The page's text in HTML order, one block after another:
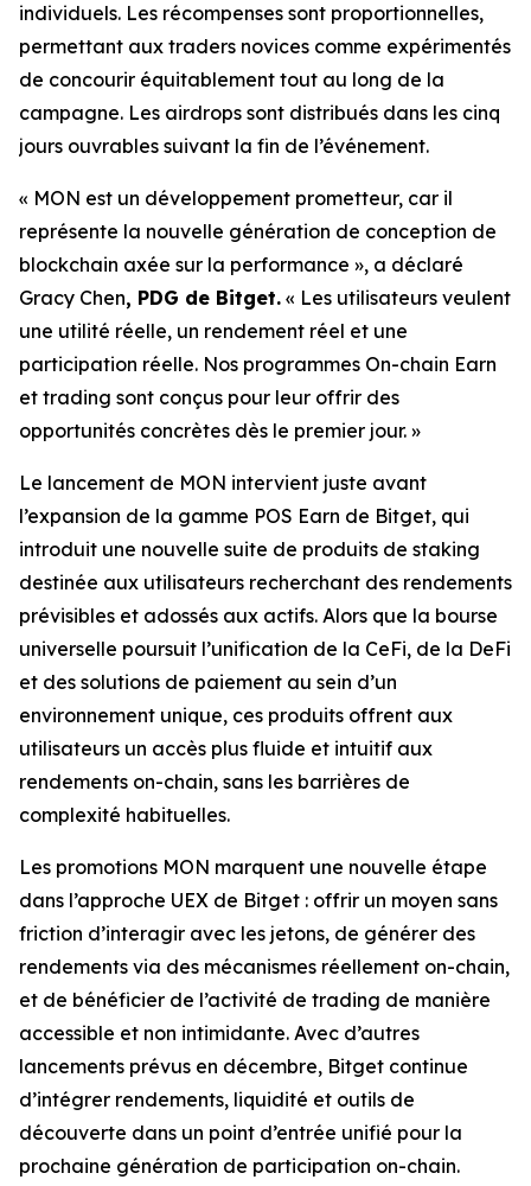
individuels. Les récompenses sont proportionnelles,
permettant aux traders novices comme expérimentés
de concourir équitablement tout au long de la
campagne. Les airdrops sont distribués dans les cinq
jours ouvrables suivant la fin de l’événement.
« MON est un développement prometteur, car il
représente la nouvelle génération de conception de
blockchain axée sur la performance », a déclaré
Gracy Chen, PDG de Bitget. « Les utilisateurs veulent
une utilité réelle, un rendement réel et une
participation réelle. Nos programmes On-chain Earn
et trading sont conçus pour leur offrir des
opportunités concrètes dès le premier jour. »
Le lancement de MON intervient juste avant
l’expansion de la gamme POS Earn de Bitget, qui
introduit une nouvelle suite de produits de staking
destinée aux utilisateurs recherchant des rendements
prévisibles et adossés aux actifs. Alors que la bourse
universelle poursuit l’unification de la CeFi, de la DeFi
et des solutions de paiement au sein d’un
environnement unique, ces produits offrent aux
utilisateurs un accès plus fluide et intuitif aux
rendements on-chain, sans les barrières de
complexité habituelles.
Les promotions MON marquent une nouvelle étape
dans l’approche UEX de Bitget : offrir un moyen sans
friction d’interagir avec les jetons, de générer des
rendements via des mécanismes réellement on-chain,
et de bénéficier de l’activité de trading de manière
accessible et non intimidante. Avec d’autres
lancements prévus en décembre, Bitget continue
d’intégrer rendements, liquidité et outils de
découverte dans un point d’entrée unifié pour la
prochaine génération de participation on-chain.